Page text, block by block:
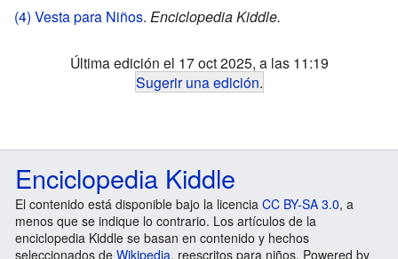
(4) Vesta para Niños. Enciclopedia Kiddle.
Última edición el 17 oct 2025, a las 11:19
Sugerir una edición.
Enciclopedia Kiddle
El contenido está disponible bajo la licencia CC BY-SA 3.0, a
menos que se indique lo contrario. Los artículos de la
enciclopedia Kiddle se basan en contenido y hechos
seleccionados de Wikipedia, reescritos para niños. Powered by